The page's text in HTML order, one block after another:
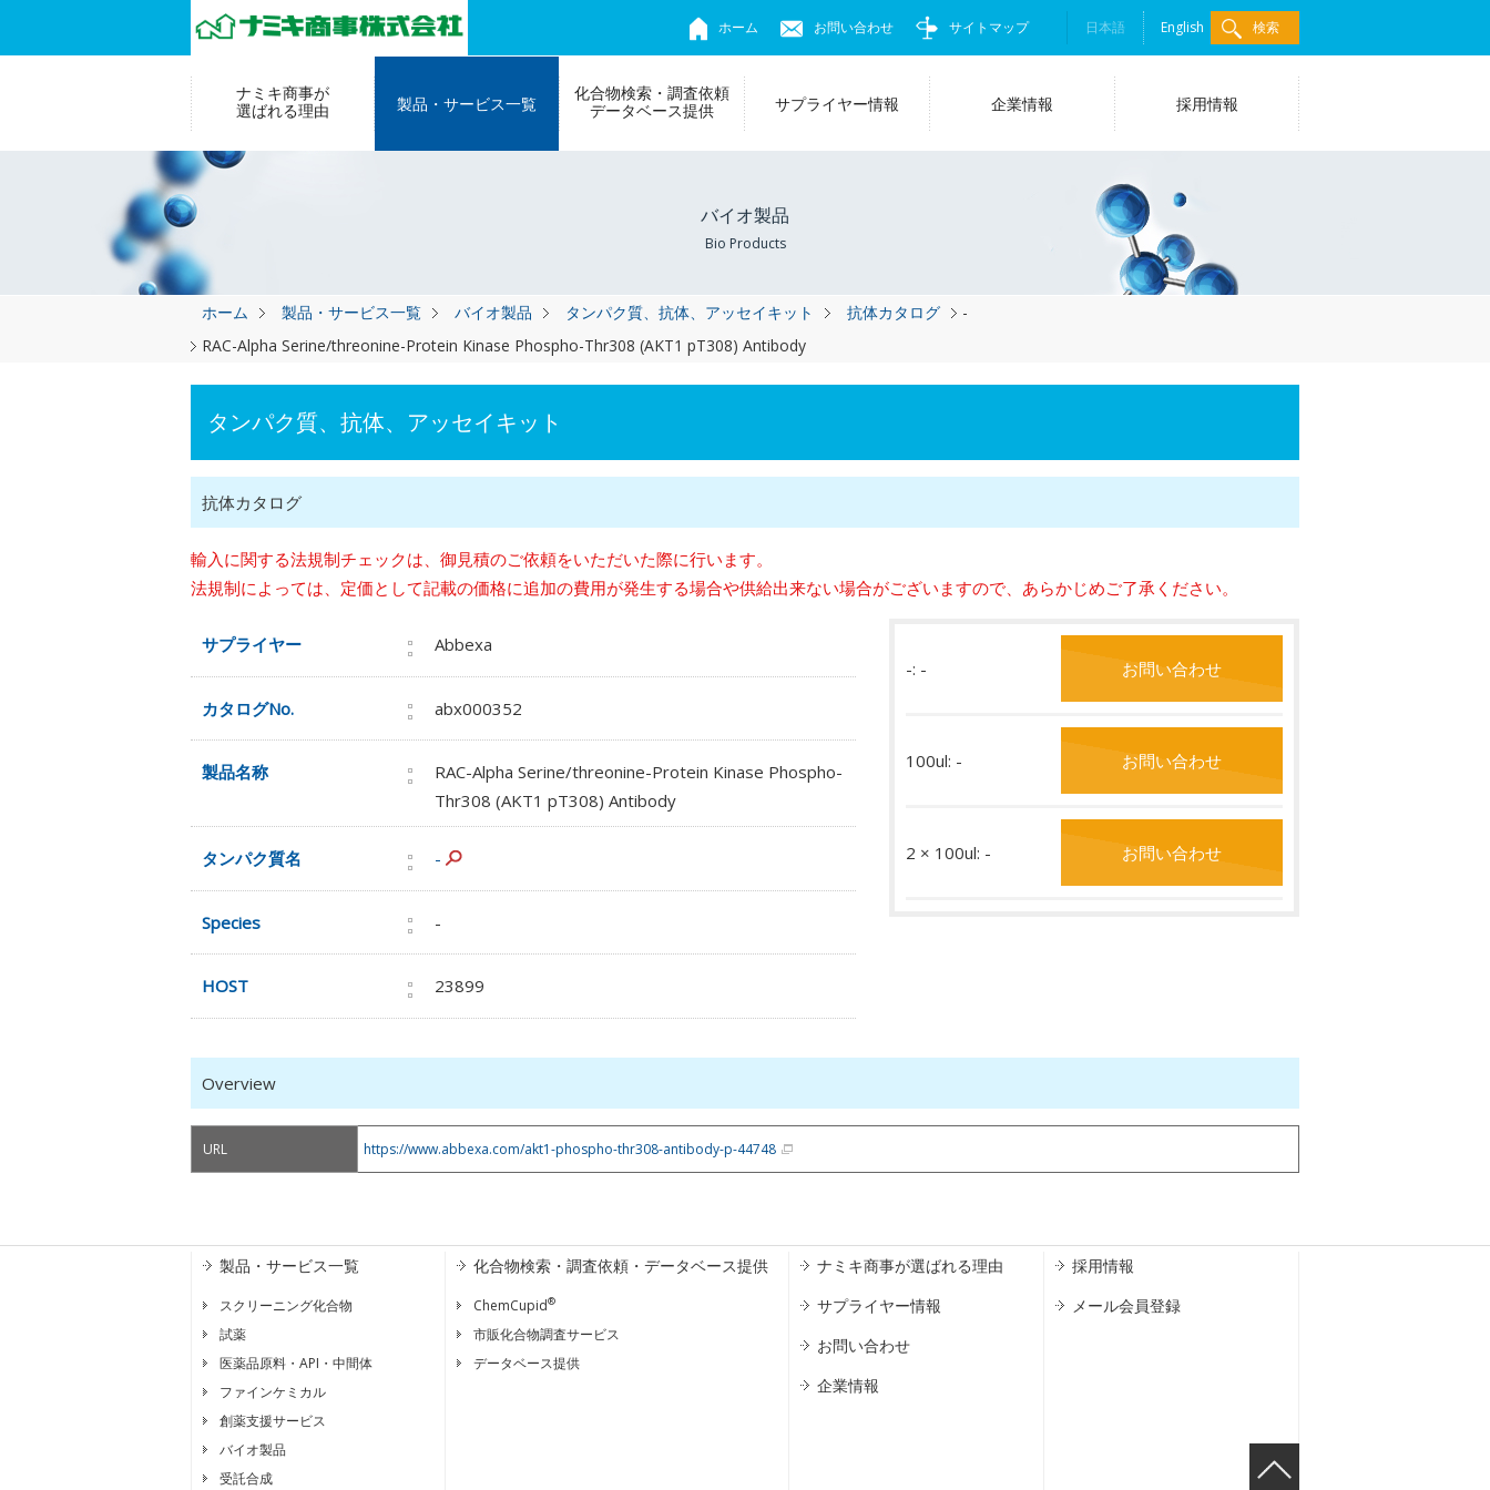
ホーム お問い合わせ サイトマップ 日本語 English 検索
ナミキ商事が
選ばれる理由
製品・サービス一覧
化合物検索・調査依頼
データベース提供
サプライヤー情報 企業情報 採用情報
バイオ製品
Bio Products
ホーム 製品・サービス一覧 バイオ製品 タンパク質、抗体、アッセイキット 抗体カタログ
-
RAC-Alpha Serine/threonine-Protein Kinase Phospho-Thr308 (AKT1 pT308) Antibody
タンパク質、抗体、アッセイキット
抗体カタログ
輸入に関する法規制チェックは、御見積のご依頼をいただいた際に行います。
法規制によっては、定価として記載の価格に追加の費用が発生する場合や供給出来ない場合がございますので、あらかじめご了承ください。
サプライヤー Abbexa
カタログNo. abx000352
製品名称
RAC-Alpha Serine/threonine-Protein Kinase Phospho-
Thr308 (AKT1 pT308) Antibody
タンパク質名 -
Species -
HOST 23899
-: - お問い合わせ
100ul: - お問い合わせ
2 × 100ul: - お問い合わせ
Overview
URL https://www.abbexa.com/akt1-phospho-thr308-antibody-p-44748
製品・サービス一覧
スクリーニング化合物
試薬
医薬品原料・API・中間体
ファインケミカル
創薬支援サービス
バイオ製品
受託合成
化合物検索・調査依頼・データベース提供
ChemCupid®
市販化合物調査サービス
データベース提供
ナミキ商事が選ばれる理由
サプライヤー情報
お問い合わせ
企業情報
採用情報
メール会員登録